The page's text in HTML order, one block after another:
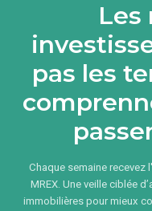
Les
pas les
Chaque semaine
MREX. Une veille ciblée
immobilières pour mieux